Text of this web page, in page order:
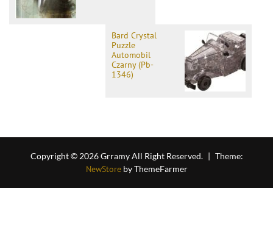
Bard Crystal
Puzzle
Automobil
Czarny (Pb-
1346)
Copyright © 2026 Grramy All Right Reserved. | Theme:
NewStoreby ThemeFarmer